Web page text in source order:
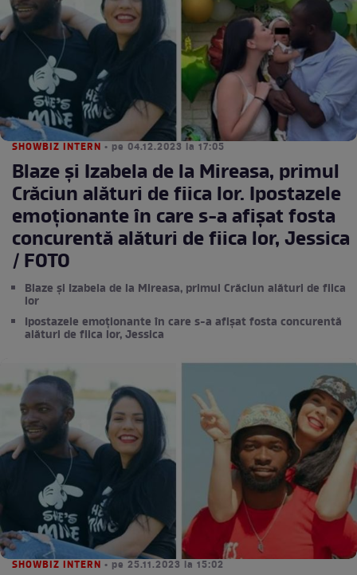
SHOWBIZ INTERN • pe 04.12.2023 la 17:05
Blaze și Izabela de la Mireasa, primul
Crăciun alături de fiica lor. Ipostazele
emoționante în care s-a afișat fosta
concurentă alături de fiica lor, Jessica
/ FOTO
Blaze și Izabela de la Mireasa, primul Crăciun alături de fiica
lor
Ipostazele emoționante în care s-a afișat fosta concurentă
alături de fiica lor, Jessica
SHOWBIZ INTERN • pe 25.11.2023 la 15:02